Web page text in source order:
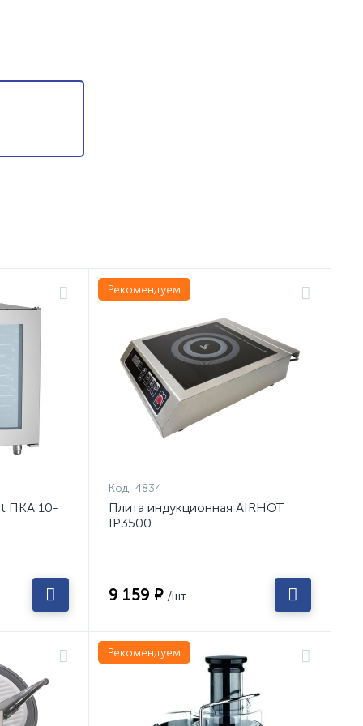
ПКА 10-
Рекомендуем
Код: 4834
Плита индукционная AIRHOT
IP3500
9 159 ₽ /шт
Рекомендуем